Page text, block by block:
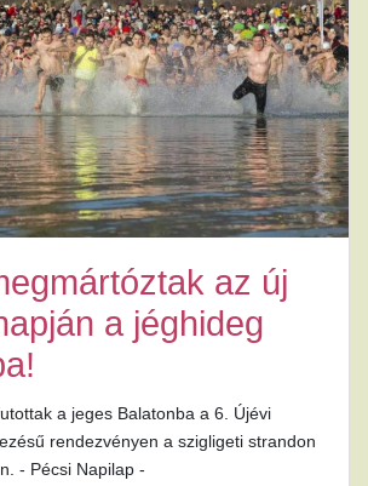
az új
a jéghideg
a jeges Balatonba a 6. Újévi
rendezvényen a szigligeti strandon
- Pécsi Napilap -